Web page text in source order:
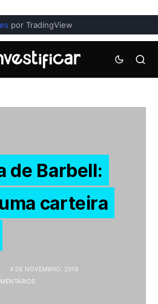
por TradingView
de Barbell:
carteira
4 DE NOVEMBRO, 2019